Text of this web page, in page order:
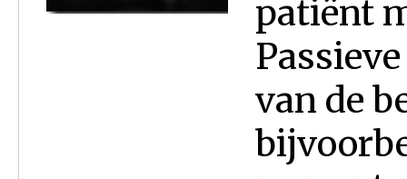
patiënt
van de